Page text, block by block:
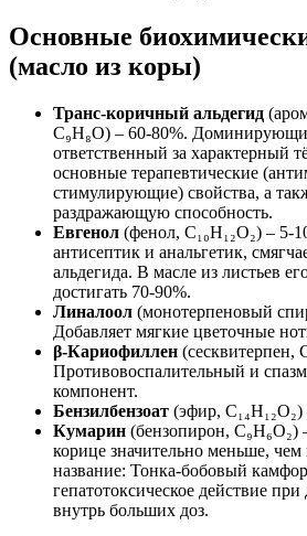
Основные
(масло из коры)
Транс-коричный альдегид
C₉H₈O) – 60-80%.
ответственный за характерный
основные терапевтические
стимулирующие) свойства, а
раздражающую способность.
Евгенол (фенол, C₁₀H₁₂O₂) –
антисептик и анальгетик,
альдегида. В масле из листьев
достигать 70-90%.
Линалоол (монотерпеновый
Добавляет мягкие цветочные
β-Кариофиллен (сесквитерпен,
Противовоспалительный и
компонент.
Бензилбензоат (эфир,
Кумарин (бензопирон, C₉H₆O₂)
корице значительно меньше,
название: Тонка-бобовый
гепатотоксическое действие
внутрь больших доз.